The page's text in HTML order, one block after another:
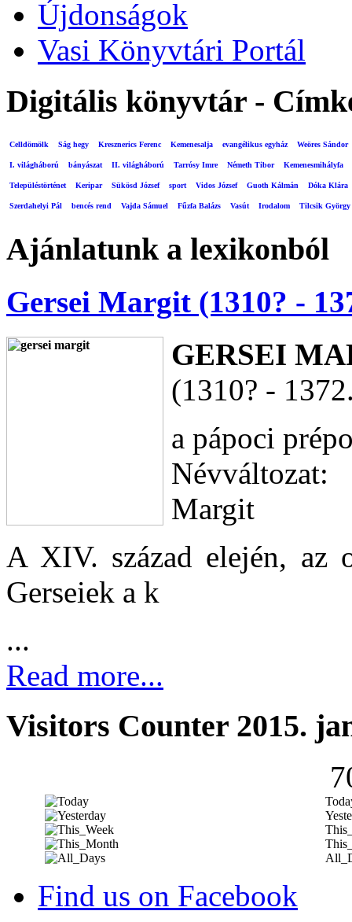
Újdonságok
Vasi Könyvtári Portál
Digitális könyvtár -
Celldömölk Ság hegy Kresznerics Ferenc Kemenesalja evangélikus egyház Weöres Sándor
I. világháború bányászat II. világháború Tarrósy Imre Németh Tibor Kemenesmihályfa
Településtörténet Keripar Sükösd József sport Vidos József Guoth Kálmán Dóka Klára
Szerdahelyi Pál bencés rend Vajda Sámuel Fűzfa Balázs Vasút Irodalom Tilcsik György
Ajánlatunk a lexikonból
Gersei Margit (1310? -
GERSEI
(1310? -
a pápoci
Margit
A XIV. század elején, az
Gerseiek a k
...
Read more...
Visitors Counter 2015.
Find us on Facebook